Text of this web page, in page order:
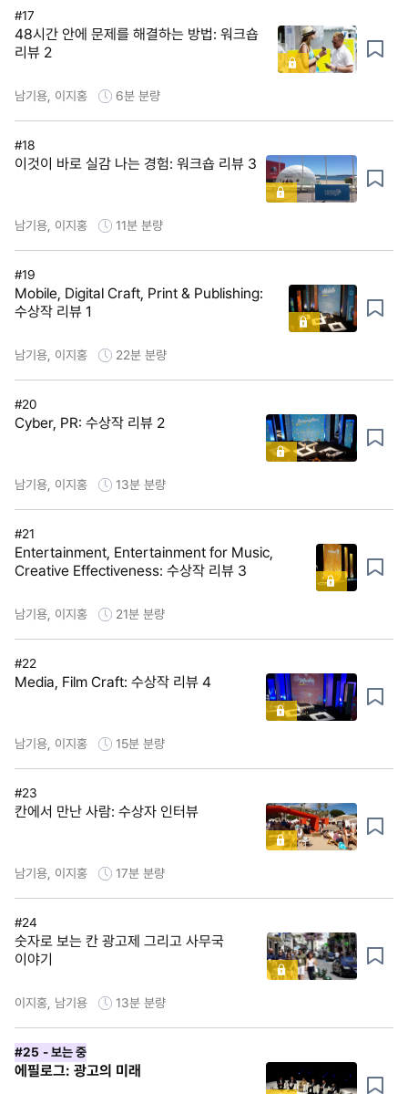
#17
48시간 안에 문제를 해결하는 방법: 워크숍
리뷰 2
남기용, 이지홍 6분 분량
#18
이것이 바로 실감 나는 경험: 워크숍 리뷰 3
남기용, 이지홍 11분 분량
#19
Mobile, Digital Craft, Print & Publishing:
수상작 리뷰 1
남기용, 이지홍 22분 분량
#20
Cyber, PR: 수상작 리뷰 2
남기용, 이지홍 13분 분량
#21
Entertainment, Entertainment for Music,
Creative Effectiveness: 수상작 리뷰 3
남기용, 이지홍 21분 분량
#22
Media, Film Craft: 수상작 리뷰 4
남기용, 이지홍 15분 분량
#23
칸에서 만난 사람: 수상자 인터뷰
남기용, 이지홍 17분 분량
#24
숫자로 보는 칸 광고제 그리고 사무국
이야기
이지홍, 남기용 13분 분량
#25 - 보는 중
에필로그: 광고의 미래